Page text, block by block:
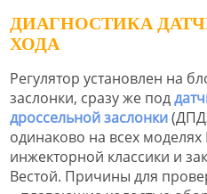
ДИАГНОСТИКА
ХОДА
Регулятор установлен на
заслонки, сразу же под
дроссельной заслонки
одинаково на всех
инжекторной классики и
Вестой. Причины для